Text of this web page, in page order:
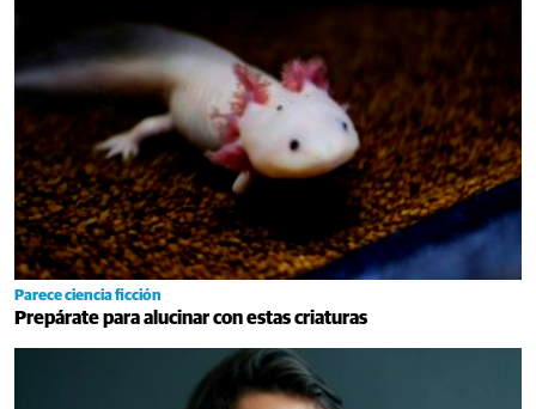
Parece ciencia ficción
Prepárate para alucinar con estas criaturas